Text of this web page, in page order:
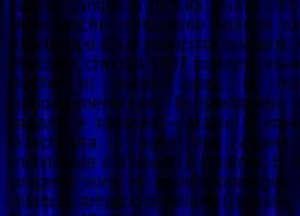
parola cantata e parlata è una
delle poche compagnie italiane
librettista e di un musicista
Borciani, che dal 1997 scrivono
Anche in questo caso, la
appositamente per lo
ragazzi e ragazze – grazie ai
d’orchestra – sotto due
individuale e il lavoro d’insieme. E
progetto sono di grande prestigio:
direttore artistico di Milano